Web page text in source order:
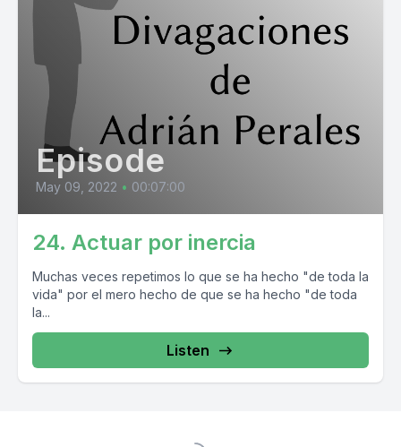
Episode
May 09, 2022 • 00:07:00
24. Actuar por inercia
Muchas veces repetimos lo que se ha hecho "de toda la
vida" por el mero hecho de que se ha hecho "de toda
la...
Listen